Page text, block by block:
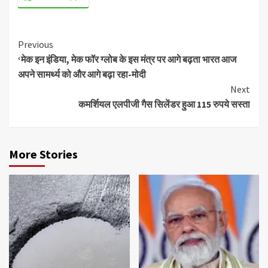
Continue
Reading
Previous
‘मेक इन इंडिया, मेक फॉर ग्लोब के इस मंत्र पर आगे बढ़ता भारत आज
अपने सामर्थ्य को और आगे बढ़ा रहा-मोदी
Next
कमर्शियल एलपीजी गैस सिलेंडर हुआ 115 रुपये सस्ता
More Stories